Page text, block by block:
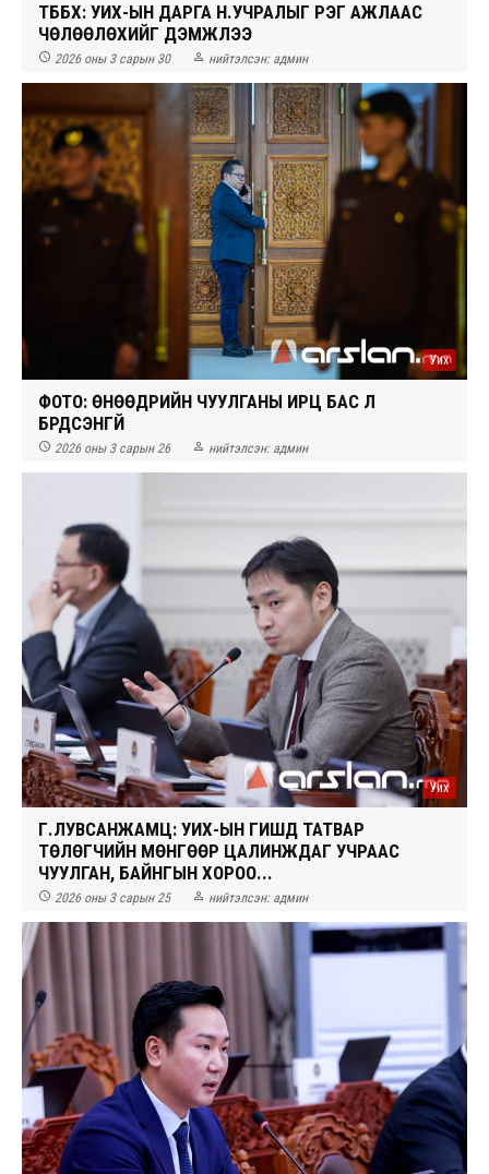
ТББХ: УИХ-ЫН ДАРГА Н.УЧРАЛЫГ ҮҮРЭГ АЖЛААС
ЧӨЛӨӨЛӨХИЙГ ДЭМЖЛЭЭ
 2026 оны 3 сарын 30  нийтэлсэн: админ
Уих
ФОТО: ӨНӨӨДРИЙН ЧУУЛГАНЫ ИРЦ БАС Л
БҮРДСЭНГҮЙ
 2026 оны 3 сарын 26  нийтэлсэн: админ
Уих
Г.ЛУВСАНЖАМЦ: УИХ-ЫН ГИШҮҮД ТАТВАР
ТӨЛӨГЧИЙН МӨНГӨӨР ЦАЛИНЖДАГ УЧРААС
ЧУУЛГАН, БАЙНГЫН ХОРОО...
 2026 оны 3 сарын 25  нийтэлсэн: админ